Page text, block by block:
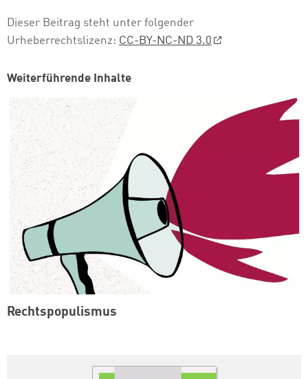
Dieser Beitrag steht unter folgender
Urheberrechtslizenz: CC-BY-NC-ND 3.0
Weiterführende Inhalte
Rechtspopulismus